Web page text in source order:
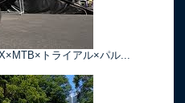
トライアル×パル...